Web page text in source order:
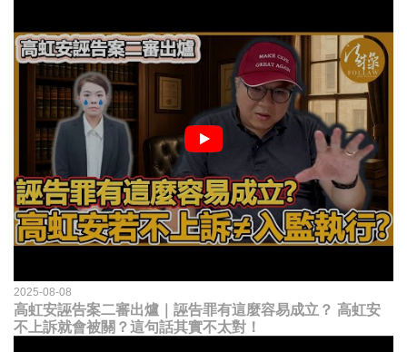
2025-08-08
高虹安誣告案二審出爐｜誣告罪有這麼容易成立？ 高虹安
不上訴就會被關？這句話其實不太對！